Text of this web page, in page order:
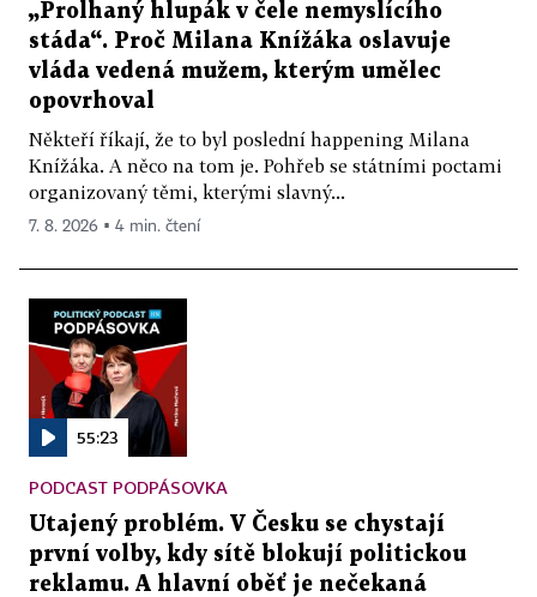
„Prolhaný hlupák v čele nemyslícího
stáda“. Proč Milana Knížáka oslavuje
vláda vedená mužem, kterým umělec
opovrhoval
Někteří říkají, že to byl poslední happening Milana
Knížáka. A něco na tom je. Pohřeb se státními poctami
organizovaný těmi, kterými slavný...
7. 8. 2026 ▪ 4 min. čtení
55:23
PODCAST PODPÁSOVKA
Utajený problém. V Česku se chystají
první volby, kdy sítě blokují politickou
reklamu. A hlavní oběť je nečekaná